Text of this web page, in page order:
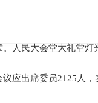
人民大会堂大礼堂
应出席委员2125人，